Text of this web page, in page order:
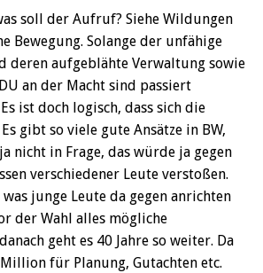
soll der Aufruf? Siehe Wildungen
Bewegung. Solange der unfähige
deren aufgeblähte Verwaltung sowie
an der Macht sind passiert
ist doch logisch, dass sich die
gibt so viele gute Ansätze in BW,
nicht in Frage, das würde ja gegen
verschiedener Leute verstoßen.
junge Leute da gegen anrichten
der Wahl alles mögliche
geht es 40 Jahre so weiter. Da
für Planung, Gutachten etc.